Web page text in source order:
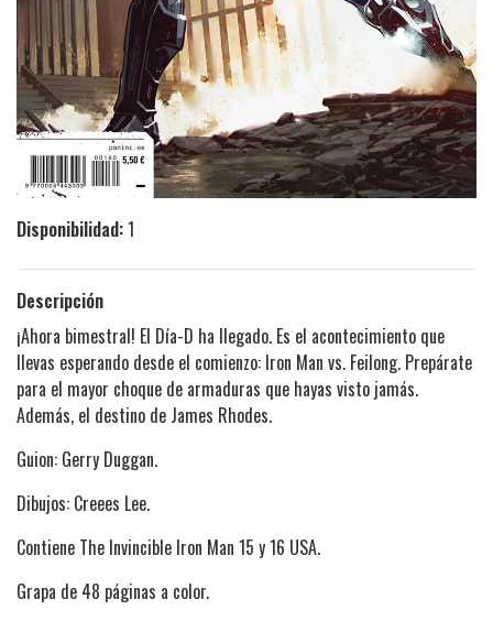
Disponibilidad:1
Descripción
¡Ahora bimestral! El Día-D ha llegado. Es el acontecimiento que
llevas esperando desde el comienzo: Iron Man vs. Feilong. Prepárate
para el mayor choque de armaduras que hayas visto jamás.
Además, el destino de James Rhodes.
Guion: Gerry Duggan.
Dibujos: Creees Lee.
Contiene The Invincible Iron Man 15 y 16 USA.
Grapa de 48 páginas a color.